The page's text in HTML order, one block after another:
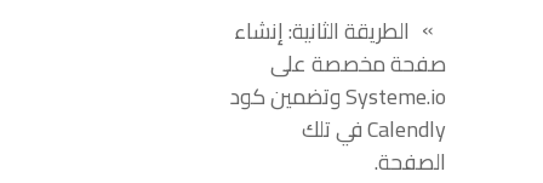
الطريقة الثانية: إنشاء
صفحة مخصصة على
Systeme.io وتضمين كود
Calendly في تلك
الصفحة.